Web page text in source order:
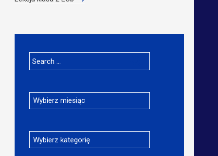
Search
for:
Archiwa
Kategorie